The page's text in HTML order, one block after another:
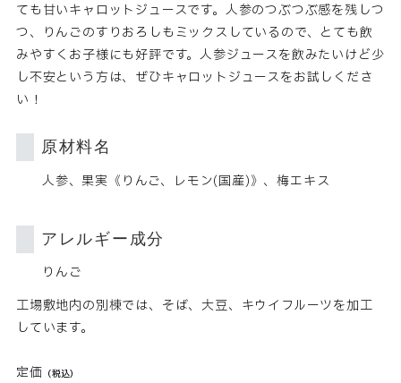
ても甘いキャロットジュースです。人参のつぶつぶ感を残しつ
つ、りんごのすりおろしもミックスしているので、とても飲
みやすくお子様にも好評です。人参ジュースを飲みたいけど少
し不安という方は、ぜひキャロットジュースをお試しくださ
い！
原材料名
人参、果実《りんご、レモン(国産)》、梅エキス
アレルギー成分
りんご
工場敷地内の別棟では、そば、大豆、キウイフルーツを加工
しています。
定価 （税込）